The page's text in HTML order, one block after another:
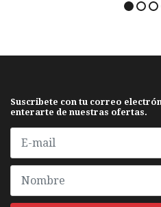
Suscribete con tu correo
enterarte de nuestras ofertas.